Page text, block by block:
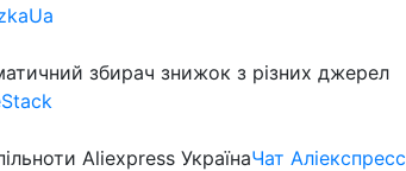
ценой.
збирач знижок з різних джерел
Aliexpress УкраїнаЧат Аліекспресс